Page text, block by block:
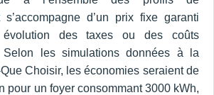
s’accompagne d’un prix fixe garanti
des taxes ou des coûts
Selon les simulations données à la
Choisir, les économies seraient de
pour un foyer consommant 3000 kWh,